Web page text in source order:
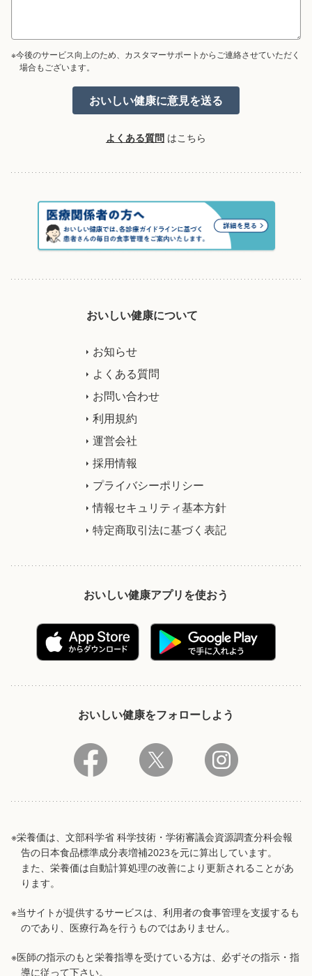
※今後のサービス向上のため、カスタマーサポートからご連絡させていただく
場合もございます。
よくある質問 はこちら
おいしい健康について
お知らせ
よくある質問
お問い合わせ
利用規約
運営会社
採用情報
プライバシーポリシー
情報セキュリティ基本方針
特定商取引法に基づく表記
おいしい健康アプリを使おう
おいしい健康をフォローしよう
※栄養価は、文部科学省 科学技術・学術審議会資源調査分科会報
告の日本食品標準成分表増補2023を元に算出しています。
また、栄養価は自動計算処理の改善により更新されることがあ
ります。
※当サイトが提供するサービスは、利用者の食事管理を支援するも
のであり、医療行為を行うものではありません。
※医師の指示のもと栄養指導を受けている方は、必ずその指示・指
導に従って下さい。